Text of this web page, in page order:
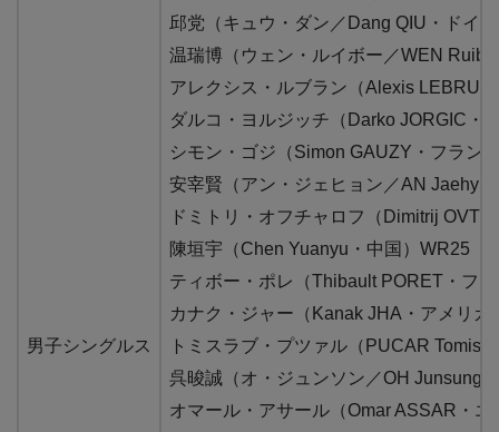
男子シングルス
邱党（キュウ・ダン／Dang QIU・ドイ
温瑞博（ウェン・ルイボー／WEN
アレクシス・ルブラン（Alexis
ダルコ・ヨルジッチ（Darko JORGIC・
シモン・ゴジ（Simon GAUZY・フラン
安宰賢（アン・ジェヒョン／AN
ドミトリ・オフチャロフ（Dimitrij
陳垣宇（Chen Yuanyu・中国）WR25
ティボー・ポレ（Thibault PORET・フ
カナク・ジャー（Kanak JHA・アメリカ
トミスラブ・プツァル（PUCAR
呉晙誠（オ・ジュンソン／OH Junsung
オマール・アサール（Omar ASSAR・エ